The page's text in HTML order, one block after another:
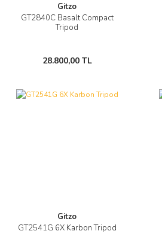
Gitzo
GT2840C Basalt Compact
Tripod
28.800,00 TL
Gitzo
GT2541G 6X Karbon Tripod